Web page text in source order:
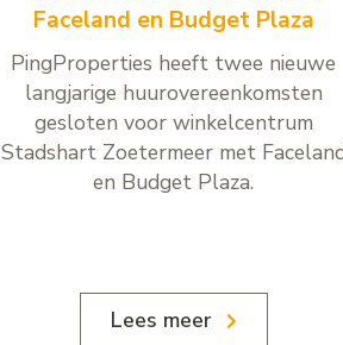
Faceland en Budget Plaza
PingProperties heeft twee nieuwe
langjarige huurovereenkomsten
gesloten voor winkelcentrum
Stadshart Zoetermeer met
en Budget Plaza.
Lees meer